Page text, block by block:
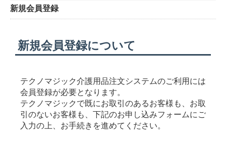
新規会員登録
新規会員登録について
テクノマジック介護用品注文システムのご利用には
会員登録が必要となります。
テクノマジックで既にお取引のあるお客様も、お取
引のないお客様も、下記のお申し込みフォームにご
入力の上、お手続きを進めてください。